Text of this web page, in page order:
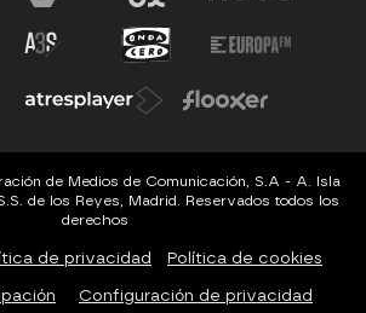
de Medios de Comunicación, S.A - A. Isla
de los Reyes, Madrid. Reservados todos los
derechos
de privacidad Política de cookies
Configuración de privacidad